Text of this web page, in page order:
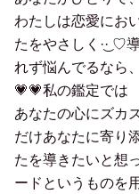
わたしは恋愛にお
たをやさしく·͜· ♡
れず悩んでるなら
💗💗私の鑑定では
あなたの心にズカ
だけあなたに寄り
たを導きたいと想
ードというものを